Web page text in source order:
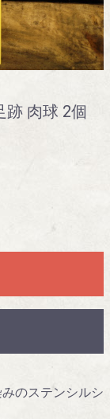
肉球 2個
のステンシルシ